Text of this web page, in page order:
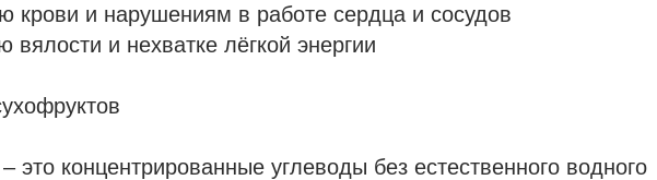
крови и нарушениям в работе сердца и сосудов
и нехватке лёгкой энергии
это концентрированные углеводы без естественного водного